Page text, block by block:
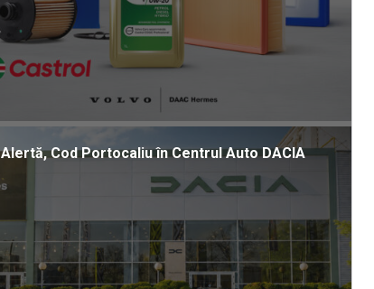
Alertă, Cod Portocaliu în Centrul Auto DACIA